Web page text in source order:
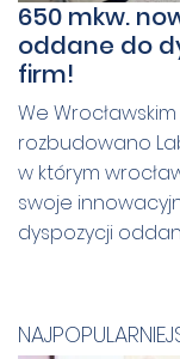
650 mkw.
oddane do
firm!
We
rozbudowano
w którym
swoje
dyspozycji